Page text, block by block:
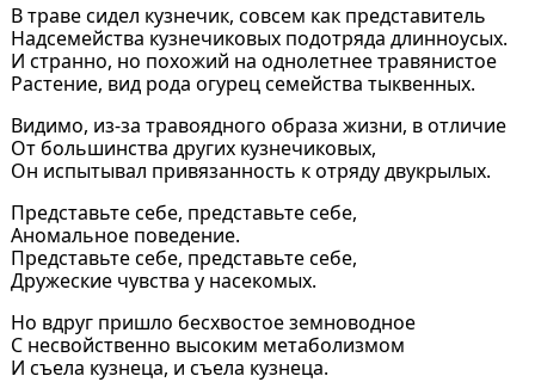
В траве сидел кузнечик, совсем как представитель
Надсемейства кузнечиковых подотряда длинноусых.
И странно, но похожий на однолетнее травянистое
Растение, вид рода огурец семейства тыквенных.
Видимо, из-за травоядного образа жизни, в отличие
От большинства других кузнечиковых,
Он испытывал привязанность к отряду двукрылых.
Представьте себе, представьте себе,
Аномальное поведение.
Представьте себе, представьте себе,
Дружеские чувства у насекомых.
Но вдруг пришло бесхвостое земноводное
С несвойственно высоким метаболизмом
И съела кузнеца, и съела кузнеца.